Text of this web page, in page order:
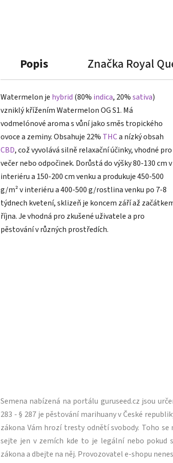
Popis Značka Royal
Watermelon je hybrid (80% indica, 20%sativa)
vzniklý křížením Watermelon OG S1. Má
vodmelónové aroma s vůní jako směs tropického
ovoce a zeminy. Obsahuje 22% THCa nízký obsah
CBD, což vyvolává silně relaxační účinky, vhodné pro
večer nebo odpočinek. Dorůstá do výšky 80-130 cm v
interiéru a 150-200 cm venku a produkuje 450-500
g/m² v interiéru a 400-500 g/rostlina venku po 7-8
týdnech kvetení, sklizeň je koncem září až
října. Je vhodná pro zkušené uživatele a pro
pěstování v různých prostředích.
Semena nabízená na portálu guruseed.cz jsou
283 - § 287 je pěstování marihuany v České
zákona Vám hrozí tresty odnětí svobody. Toho
sejte jen v zemích kde to je legální nebo pokud
zákona a dbejte na něj. Provozovatel e-shopu